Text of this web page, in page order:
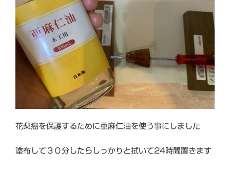
花梨癌を保護するために亜麻仁油を使う事にしました
塗布して３０分したらしっかりと拭いて24時間置きます